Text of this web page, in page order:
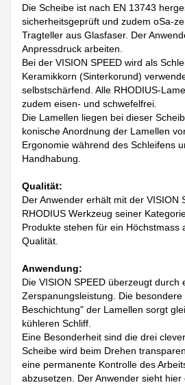
Die Scheibe ist nach EN 13743
sicherheitsgeprüft und zudem oSa-
Tragteller aus Glasfaser. Der
Anpressdruck arbeiten.
Bei der VISION SPEED wird als
Keramikkorn (Sinterkorund)
selbstschärfend. Alle RHODIUS-
zudem eisen- und schwefelfrei.
Die Lamellen liegen bei dieser
konische Anordnung der Lamellen
Ergonomie während des Schleifens
Handhabung.
Qualität:
Der Anwender erhält mit der VISION
RHODIUS Werkzeug seiner
Produkte stehen für ein Höchstmass
Qualität.
Anwendung:
Die VISION SPEED überzeugt durch
Zerspanungsleistung. Die besondere
Beschichtung" der Lamellen sorgt
kühleren Schliff.
Eine Besonderheit sind die drei
Scheibe wird beim Drehen
eine permanente Kontrolle des
abzusetzen. Der Anwender sieht